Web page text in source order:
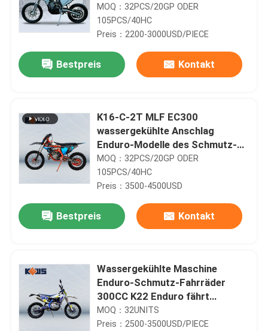
ab
MOQ：32PCS/20GP ODER
105PCS/40HC
Preis：2200-3000USD/PIECE
Bestpreis Kontakt
K16-C-2T MLF EC300
wassergekühlte Anschlag
Enduro-Modelle des Schmutz-
250CC Fahrrad-2
MOQ：32PCS/20GP ODER
105PCS/40HC
Preis：3500-4500USD
Bestpreis Kontakt
Wassergekühlte Maschine
Enduro-Schmutz-Fahrräder
300CC K22 Enduro fährt
Motorrad 120KM/H rad
MOQ：32UNITS
Preis：2500-3500USD/PIECE